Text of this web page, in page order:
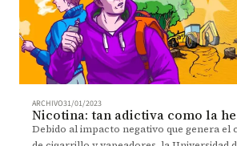
ARCHIVO31/01/2023
Nicotina: tan adictiva como la
Debido al impacto negativo que genera el